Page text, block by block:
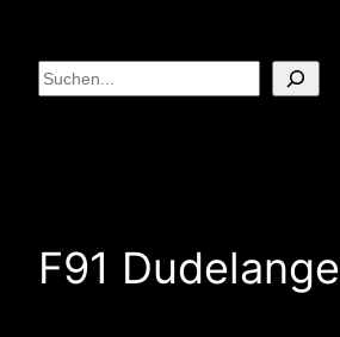
Inhalt
springen
Suchen
F91 Dudelange